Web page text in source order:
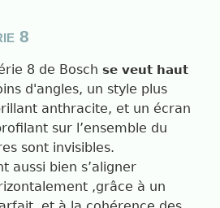
8
8 de Boschse veut haut
d'angles, un style plus
anthracite, et un écran
sur l’ensemble du
sont invisibles.
aussi bien s’aligner
,grâce à un